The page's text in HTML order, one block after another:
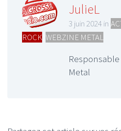
JulieL
3 juin 2024 in
ROCK WEBZINE METAL
Metal